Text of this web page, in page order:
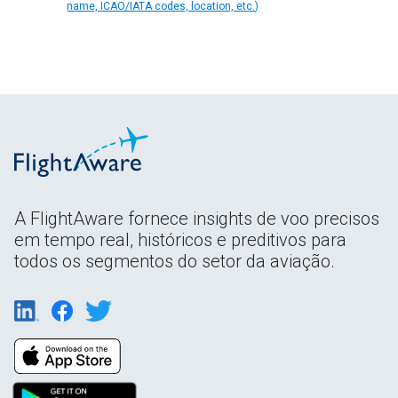
name, ICAO/IATA codes, location, etc.)
A FlightAware fornece insights de voo precisos
em tempo real, históricos e preditivos para
todos os segmentos do setor da aviação.